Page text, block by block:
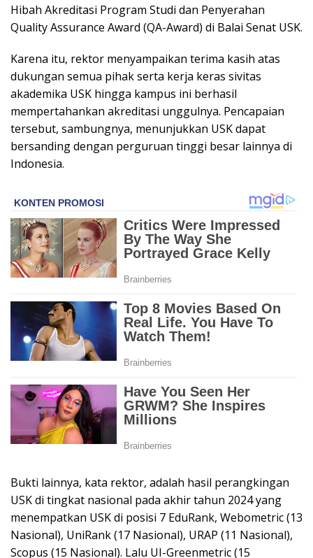
Hibah Akreditasi Program Studi dan Penyerahan
Quality Assurance Award (QA-Award) di Balai Senat USK.
Karena itu, rektor menyampaikan terima kasih atas
dukungan semua pihak serta kerja keras sivitas
akademika USK hingga kampus ini berhasil
mempertahankan akreditasi unggulnya. Pencapaian
tersebut, sambungnya, menunjukkan USK dapat
bersanding dengan perguruan tinggi besar lainnya di
Indonesia.
Bukti lainnya, kata rektor, adalah hasil perangkingan
USK di tingkat nasional pada akhir tahun 2024 yang
menempatkan USK di posisi 7 EduRank, Webometric (13
Nasional), UniRank (17 Nasional), URAP (11 Nasional),
Scopus (15 Nasional). Lalu UI-Greenmetric (15